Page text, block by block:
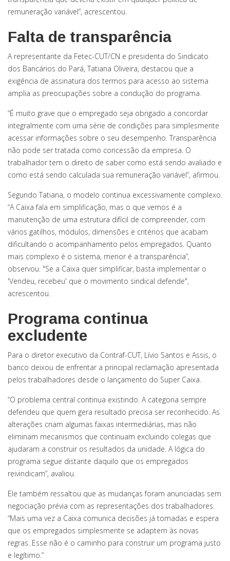
remuneração variável”, acrescentou.
Falta de transparência
A representante da Fetec-CUT/CN e presidenta do Sindicato
dos Bancários do Pará, Tatiana Oliveira, destacou que a
exigência de assinatura dos termos para acesso ao sistema
amplia as preocupações sobre a condução do programa.
“É muito grave que o empregado seja obrigado a concordar
integralmente com uma série de condições para simplesmente
acessar informações sobre o seu desempenho. Transparência
não pode ser tratada como concessão da empresa. O
trabalhador tem o direito de saber como está sendo avaliado e
como está sendo calculada sua remuneração variável”, afirmou.
Segundo Tatiana, o modelo continua excessivamente complexo.
“A Caixa fala em simplificação, mas o que vemos é a
manutenção de uma estrutura difícil de compreender, com
vários gatilhos, módulos, dimensões e critérios que acabam
dificultando o acompanhamento pelos empregados. Quanto
mais complexo é o sistema, menor é a transparência”,
observou. "Se a Caixa quer simplificar, basta implementar o
'Vendeu, recebeu' que o movimento sindical defende",
acrescentou.
Programa continua
excludente
Para o diretor executivo da Contraf-CUT, Lívio Santos e Assis, o
banco deixou de enfrentar a principal reclamação apresentada
pelos trabalhadores desde o lançamento do Super Caixa.
“O problema central continua existindo. A categoria sempre
defendeu que quem gera resultado precisa ser reconhecido. As
alterações criam algumas faixas intermediárias, mas não
eliminam mecanismos que continuam excluindo colegas que
ajudaram a construir os resultados da unidade. A lógica do
programa segue distante daquilo que os empregados
reivindicam”, avaliou.
Ele também ressaltou que as mudanças foram anunciadas sem
negociação prévia com as representações dos trabalhadores.
“Mais uma vez a Caixa comunica decisões já tomadas e espera
que os empregados simplesmente se adaptem às novas
regras. Esse não é o caminho para construir um programa justo
e legítimo.”